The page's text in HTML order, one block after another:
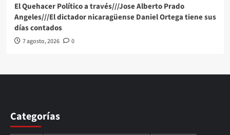
El Quehacer Político a través///Jose Alberto Prado
Angeles///El dictador nicaragüense Daniel Ortega tiene sus
días contados
7 agosto, 2026 0
Categorías